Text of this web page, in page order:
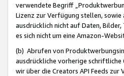
verwendete Begriff
Lizenz zur Verfügung stellen,
ausdrücklich nicht auf Daten,
es sich nicht um eine Amazon-
(b) Abrufen von
ausdrückliche vorherige schriftliche
wir über die Creators API Feeds